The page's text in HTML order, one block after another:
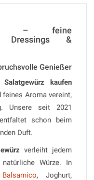
– feine
Dressings &
Genießer
Salatgewürz kaufen
Aroma vereint,
Unsere seit 2021
schon beim
Duft.
verleiht jedem
Würze. In
Balsamico, Joghurt,